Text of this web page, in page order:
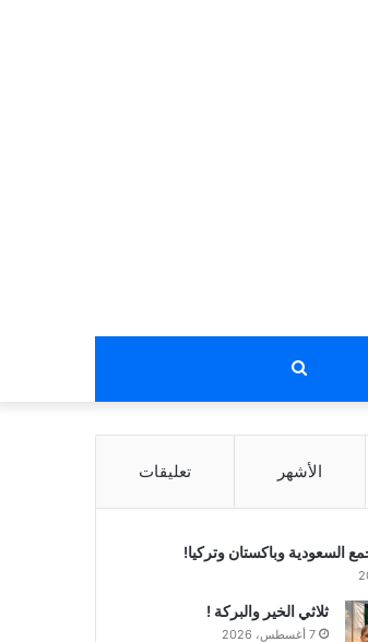
بحث
عن
الأشهر تعليقات
السعودية وباكستان وتركيا!
ثلاثي الخير والبركة !
7 أغسطس، 2026